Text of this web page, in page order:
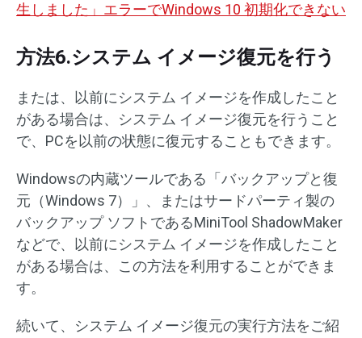
生しました」エラーでWindows 10 初期化できない
方法6.システム イメージ復元を行う
または、以前にシステム イメージを作成したこと
がある場合は、システム イメージ復元を行うこと
で、PCを以前の状態に復元することもできます。
Windowsの内蔵ツールである「バックアップと復
元（Windows 7）」、またはサードパーティ製の
バックアップ ソフトであるMiniTool ShadowMaker
などで、以前にシステム イメージを作成したこと
がある場合は、この方法を利用することができま
す。
続いて、システム イメージ復元の実行方法をご紹